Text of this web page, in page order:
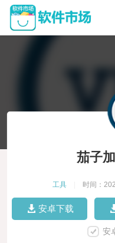
茄子
工具 时间：
安卓下载
安